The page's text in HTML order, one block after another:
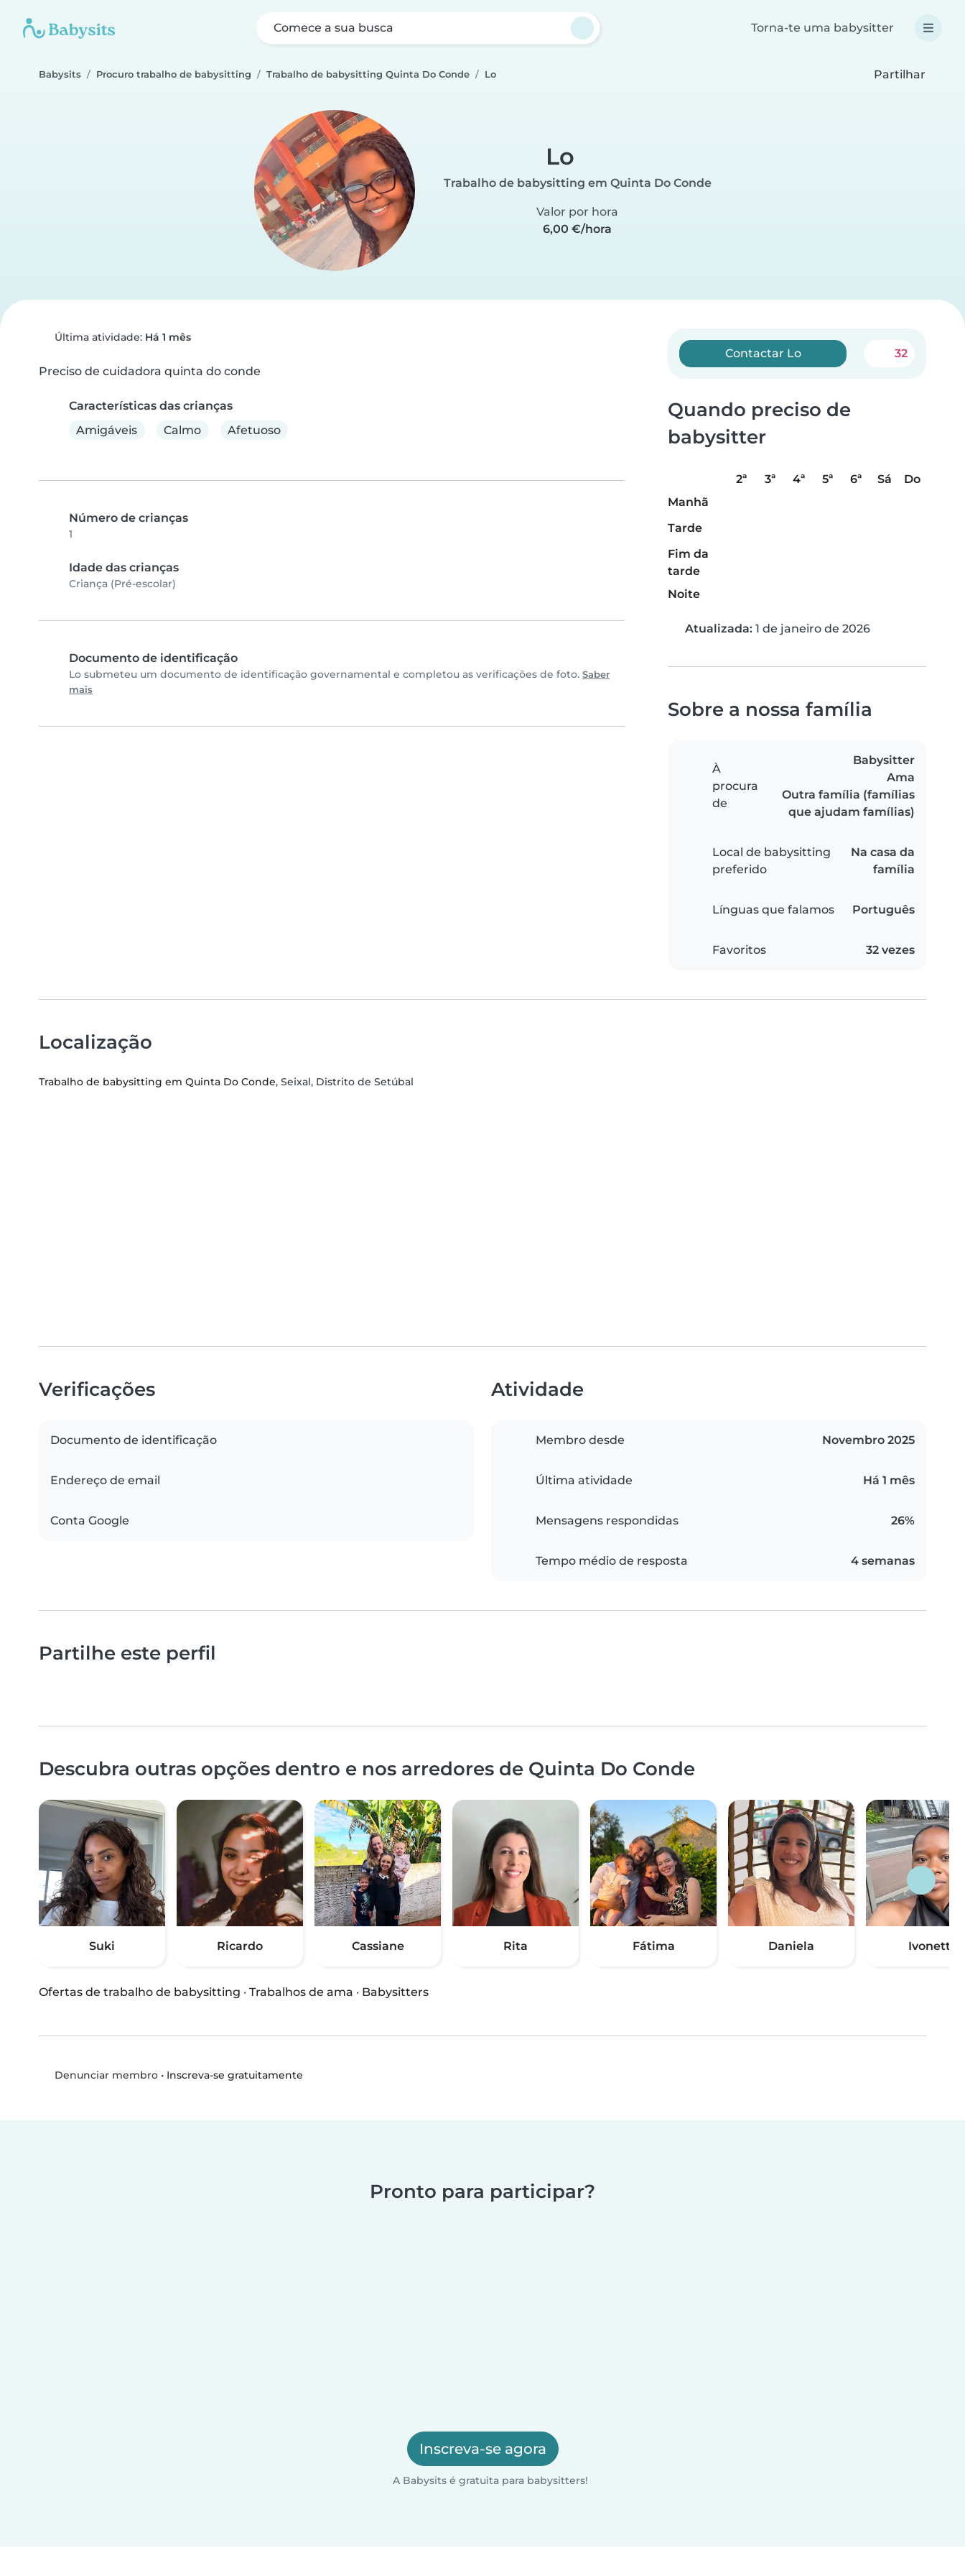
Comece a sua busca Torna-te uma babysitter
Babysits Procuro trabalho de babysitting Trabalho de babysitting Quinta Do Conde Lo Partilhar
Lo
Trabalho de babysitting em Quinta Do Conde
Valor por hora
6,00 €/hora
Última atividade: Há 1 mês
Preciso de cuidadora quinta do conde
Características das crianças
Amigáveis
Calmo Afetuoso
Número de crianças
1
Idade das crianças
Criança (Pré-escolar)
Documento de identificação
Lo submeteu um documento de identificação governamental e completou as verificações de foto. Saber
mais
Contactar Lo 32
Quando preciso de
babysitter
2ª 3ª 4ª 5ª 6ª Sá
Do
Manhã
Tarde
Fim da
tarde
Noite
Atualizada: 1 de janeiro de 2026
Sobre a nossa família
À
procura
de
Babysitter
Ama
Outra família (famílias
que ajudam famílias)
Local de babysitting
preferido
Na casa da
família
Línguas que falamos Português
Favoritos 32 vezes
Localização
Trabalho de babysitting em Quinta Do Conde, Seixal, Distrito de Setúbal
Verificações
Documento de identificação
Endereço de email
Conta Google
Atividade
Membro desde Novembro 2025
Última atividade Há 1 mês
Mensagens respondidas 26%
Tempo médio de resposta 4 semanas
Partilhe este perfil
Descubra outras opções dentro e nos arredores de Quinta Do Conde
Suki Ricardo Cassiane Rita Fátima Daniela Ivonett
Ofertas de trabalho de babysitting · Trabalhos de ama · Babysitters
Denunciar membro• Inscreva-se gratuitamente
Pronto para participar?
Inscreva-se agora
A Babysits é gratuita para babysitters!